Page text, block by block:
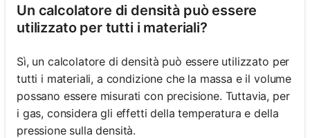
Un calcolatore di densità può essere
utilizzato per tutti i materiali?
Sì, un calcolatore di densità può essere utilizzato per
tutti i materiali, a condizione che la massa e il volume
possano essere misurati con precisione. Tuttavia, per
i gas, considera gli effetti della temperatura e della
pressione sulla densità.